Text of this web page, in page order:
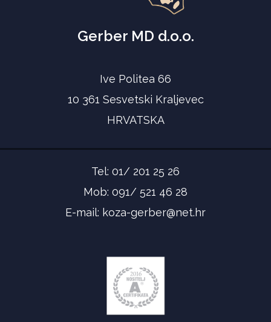
Gerber MD d.o.o.
Ive Politea 66
10 361 Sesvetski Kraljevec
HRVATSKA
Tel: 01/ 201 25 26
Mob: 091/ 521 46 28
E-mail: koza-gerber@net.hr